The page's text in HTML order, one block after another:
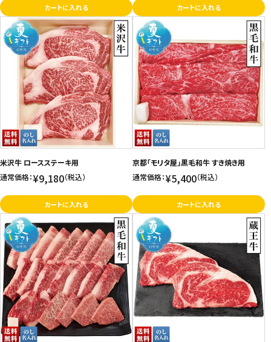
カートに入れる カートに入れる
米沢牛 ロースステーキ用
通常価格：¥9,180（税込）
カートに入れる
京都「モリタ屋」黒毛和牛 すき焼き用
通常価格：¥5,400（税込）
カートに入れる